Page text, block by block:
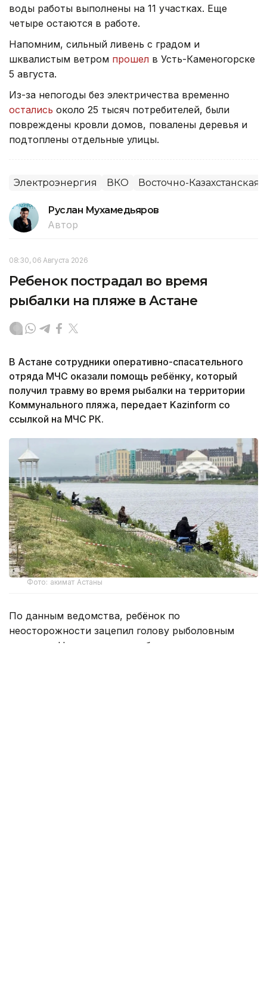
воды работы выполнены на 11 участках. Еще
четыре остаются в работе.
Напомним, сильный ливень с градом и
шквалистым ветром прошел в Усть-Каменогорске
5 августа.
Из-за непогоды без электричества временно
остались около 25 тысяч потребителей, были
повреждены кровли домов, повалены деревья и
подтоплены отдельные улицы.
Электроэнергия ВКО Восточно-Казахстанская
Руслан Мухамедьяров
Автор
08:30, 06 Августа 2026
Ребенок пострадал во время
рыбалки на пляже в Астане
В Астане сотрудники оперативно-спасательного
отряда МЧС оказали помощь ребёнку, который
получил травму во время рыбалки на территории
Коммунального пляжа, передает Kazinform со
ссылкой на МЧС РК.
Фото: акимат Астаны
По данным ведомства, ребёнок по
неосторожности зацепил голову рыболовным
крючком. Находившиеся поблизости спасатели,